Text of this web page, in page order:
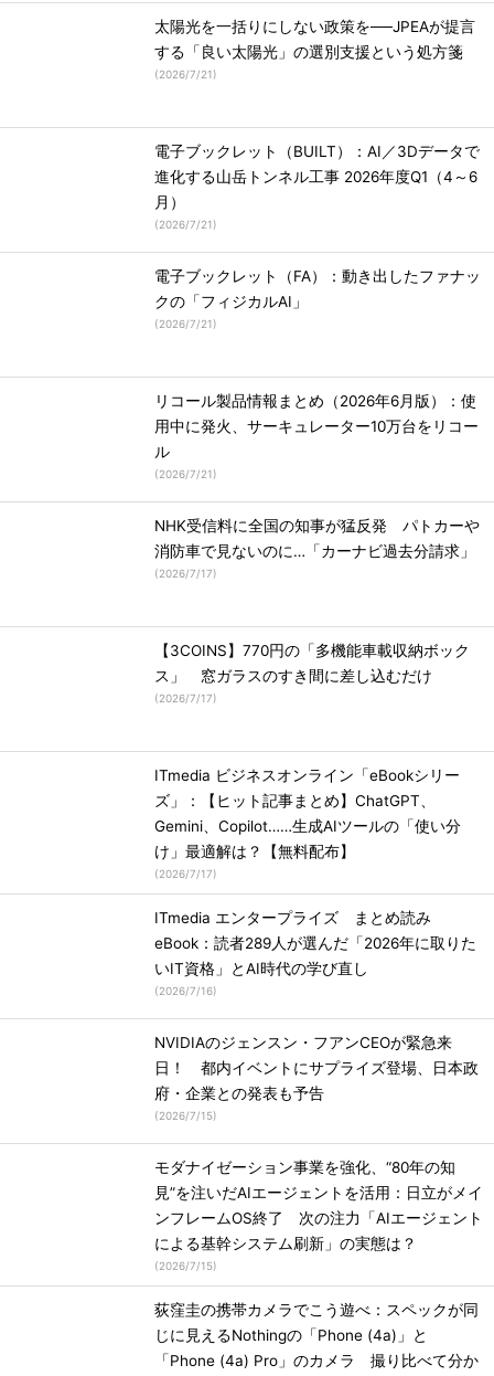
太陽光を一括りにしない政策を──JPEAが提言
する「良い太陽光」の選別支援という処方箋
(2026/7/21)
電子ブックレット（BUILT）：AI／3Dデータで
進化する山岳トンネル工事 2026年度Q1（4～6
月）
(2026/7/21)
電子ブックレット（FA）：動き出したファナッ
クの「フィジカルAI」
(2026/7/21)
リコール製品情報まとめ（2026年6月版）：使
用中に発火、サーキュレーター10万台をリコー
ル
(2026/7/21)
NHK受信料に全国の知事が猛反発 パトカーや
消防車で見ないのに…「カーナビ過去分請求」
(2026/7/17)
【3COINS】770円の「多機能車載収納ボック
ス」 窓ガラスのすき間に差し込むだけ
(2026/7/17)
ITmedia ビジネスオンライン「eBookシリー
ズ」：【ヒット記事まとめ】ChatGPT、
Gemini、Copilot……生成AIツールの「使い分
け」最適解は？【無料配布】
(2026/7/17)
ITmedia エンタープライズ まとめ読み
eBook：読者289人が選んだ「2026年に取りた
いIT資格」とAI時代の学び直し
(2026/7/16)
NVIDIAのジェンスン・フアンCEOが緊急来
日！ 都内イベントにサプライズ登場、日本政
府・企業との発表も予告
(2026/7/15)
モダナイゼーション事業を強化、“80年の知
見”を注いだAIエージェントを活用：日立がメイ
ンフレームOS終了 次の注力「AIエージェント
による基幹システム刷新」の実態は？
(2026/7/15)
荻窪圭の携帯カメラでこう遊べ：スペックが同
じに見えるNothingの「Phone (4a)」と
「Phone (4a) Pro」のカメラ 撮り比べて分か